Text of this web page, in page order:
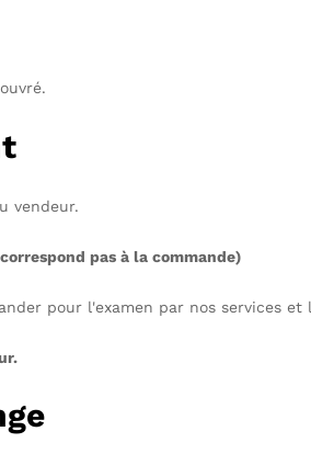
vendeur.
pas à la commande)
pour l'examen par nos services